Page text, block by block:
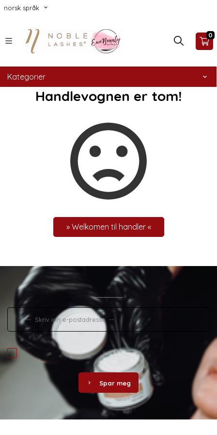
norsk språk
0
Kategorier
Handlevognen er tom!
» Welkomen til handler «
Spar meg